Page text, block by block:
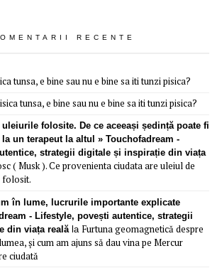
RECENTE
tunsa, e bine sau nu e bine sa iti tunzi pisica?
tunsa, e bine sau nu e bine sa iti tunzi pisica?
folosite. De ce aceeași ședință poate fi
un terapeut la altul » Touchofadream -
strategii digitale și inspirație din viața
( Musk ). Ce provenienta ciudata are uleiul de
folosit.
în lume, lucrurile importante explicate
- Lifestyle, povești autentice, strategii
din viața realăla Furtuna geomagnetică despre
și cum am ajuns să dau vina pe Mercur
ciudată